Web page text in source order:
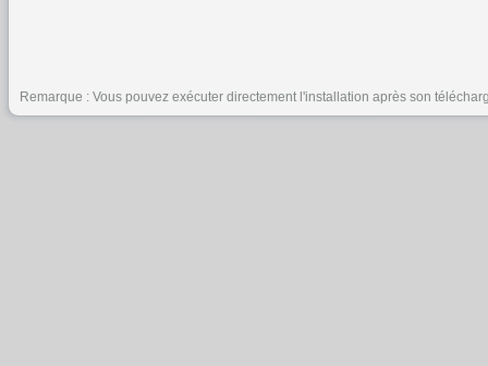
Remarque : Vous pouvez exécuter directement l'installation après son